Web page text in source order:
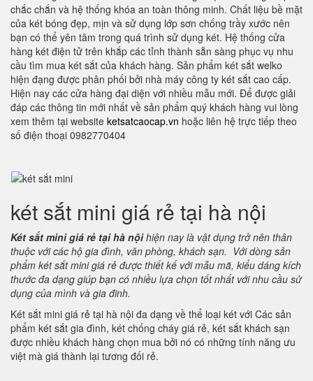
chắc chắn và hệ thống khóa an toàn thông minh. Chất liệu bề mặt
của két bóng đẹp, mịn và sử dụng lớp sơn chống trầy xước nên
bạn có thể yên tâm trong quá trình sử dụng két. Hệ thống cửa
hàng két điện tử trên khắp các tỉnh thành sẵn sàng phục vụ nhu
cầu tìm mua két sắt của khách hàng. Sản phẩm két sắt welko
hiện đạng được phân phối bởi nhà máy công ty két sắt cao cấp.
Hiện nay các cửa hàng đại diện với nhiều mẫu mới. Để được giải
đáp các thông tin mới nhất về sản phẩm quý khách hàng vui lòng
xem thêm tại website ketsatcaocap.vn hoặc liên hệ trực tiếp theo
số điện thoại 0982770404
két sắt mini giá rẻ tại hà nội
Két sắt mini giá rẻ tại hà nộihiện nay là vật dụng trở nên thân
thuộc với các hộ gia đình, văn phòng, khách sạn. Với dòng sản
phẩm két sắt mini giá rẻ được thiết kế với mẫu mã, kiểu dáng kích
thước đa dạng giúp bạn có nhiều lựa chọn tốt nhất với nhu cầu sử
dụng của mình và gia đinh.
Két sắt mini giá rẻ tại hà nội đa dạng về thể loại két với Các sản
phẩm két sắt gia đình, két chống cháy giá rẻ, két sắt khách sạn
được nhiều khách hàng chọn mua bởi nó có những tính năng ưu
việt mà giá thành lại tương đối rẻ.